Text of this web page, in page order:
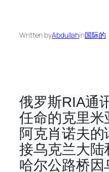
Written byAbdullahin国际的
俄罗斯RIA通
任命的克里米
阿克肖诺夫
接乌克兰大陆
哈尔公路桥因